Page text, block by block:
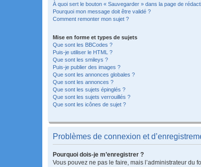
À quoi sert le bouton « Sauvegarder » dans la page de
Pourquoi mon message doit être validé ?
Comment remonter mon sujet ?
Mise en forme et types de sujets
Que sont les BBCodes ?
Puis-je utiliser le HTML ?
Que sont les smileys ?
Puis-je publier des images ?
Que sont les annonces globales ?
Que sont les annonces ?
Que sont les sujets épinglés ?
Que sont les sujets verrouillés ?
Que sont les icônes de sujet ?
Problèmes de connexion et
Pourquoi dois-je m’enregistrer ?
Vous pouvez ne pas le faire, mais l’administrateur du